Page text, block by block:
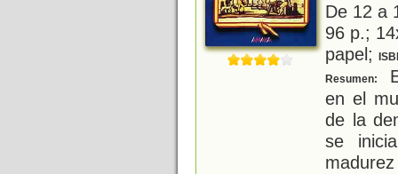
De 12 a
96 p.;
papel;
Resumen:
en el
de la
se